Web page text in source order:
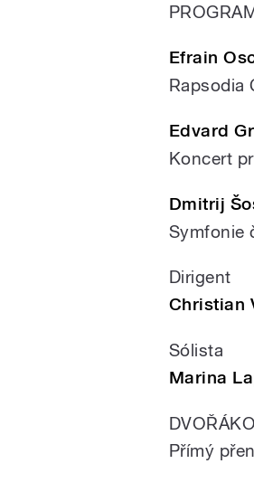
Efrain
Rapsodia
Edvard
Koncert
Dmitrij
Symfonie
Dirigent
Christian
Sólista
Marina
Přímý